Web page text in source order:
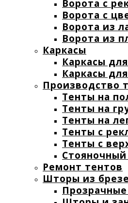
Ворота с
Ворота с
Ворота из
Ворота из
Каркасы
Каркасы
Каркасы
Производство
Тенты на
Тенты на
Тенты на
Тенты с
Тенты с
Ремонт тентов
Шторы из